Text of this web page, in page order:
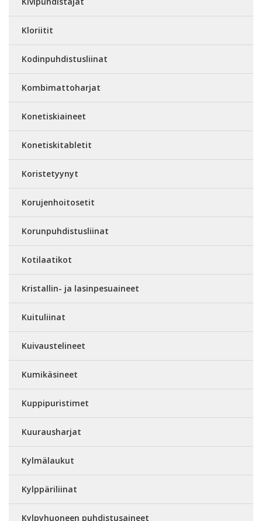
Kloriitit
Kodinpuhdistusliinat
Kombimattoharjat
Konetiskiaineet
Konetiskitabletit
Koristetyynyt
Korujenhoitosetit
Korunpuhdistusliinat
Kotilaatikot
Kristallin- ja lasinpesuaineet
Kuituliinat
Kuivaustelineet
Kumikäsineet
Kuppipuristimet
Kuurausharjat
Kylmälaukut
Kylppäriliinat
Kylpyhuoneen puhdistusaineet